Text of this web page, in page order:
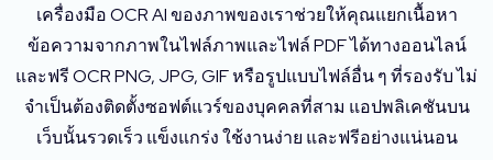
เครื่องมือ OCR AI ของภาพของเราช่วยให้คุณแยกเนื้อหา
ข้อความจากภาพในไฟล์ภาพและไฟล์ PDF ได้ทางออนไลน์
และฟรี OCR PNG, JPG, GIF หรือรูปแบบไฟล์อื่น ๆ ที่รองรับ ไม่
จำเป็นต้องติดตั้งซอฟต์แวร์ของบุคคลที่สาม แอปพลิเคชันบน
เว็บนั้นรวดเร็ว แข็งแกร่ง ใช้งานง่าย และฟรีอย่างแน่นอน